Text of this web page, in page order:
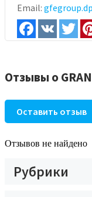
Email:
Отзывы о
Оставить отзыв
Отзывов не найдено
Рубрики